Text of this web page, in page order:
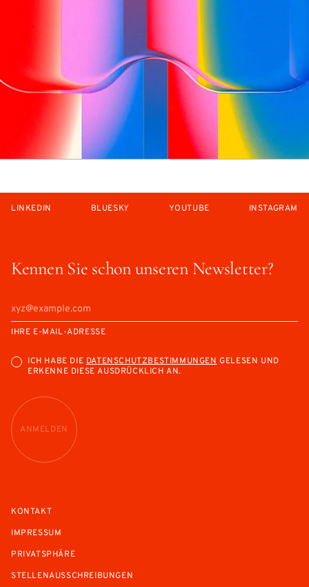
Kennen Sie schon unseren Newsletter?
IHRE E-MAIL-ADRESSE
ICH HABE DIEDATENSCHUTZBESTIMMUNGENGELESEN UND
ERKENNE DIESE AUSDRÜCKLICH AN.
ANMELDEN
LINKEDIN BLUESKY YOUTUBE INSTAGRAM
KONTAKT
IMPRESSUM
PRIVATSPHÄRE
STELLENAUSSCHREIBUNGEN